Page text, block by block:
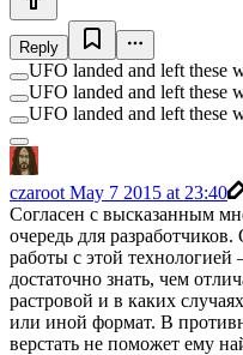
Reply
UFO landed and left these
UFO landed and left these
UFO landed and left these
czaroot May 7 2015 at 23:40
Согласен с высказанным
очередь для
работы c этой
достаточно знать, чем
растровой и в каких
или иной формат. В
верстать не поможет ему